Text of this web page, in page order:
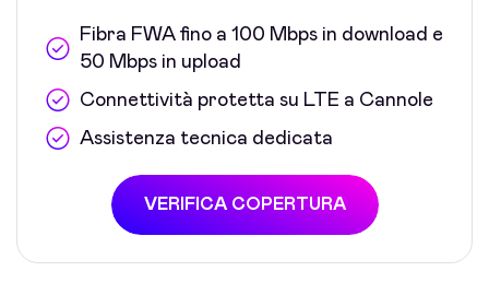
Fibra FWA fino a 100 Mbps in download e
50 Mbps in upload
Connettività protetta su LTE a Cannole
Assistenza tecnica dedicata
VERIFICA COPERTURA